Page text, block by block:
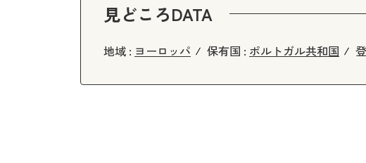
見どころDATA
地域 : ヨーロッパ 保有国 : ポルトガル共和国